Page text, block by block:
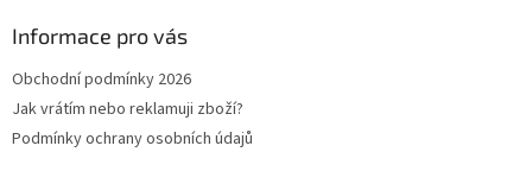
Informace pro vás
Obchodní podmínky 2026
Jak vrátím nebo reklamuji zboží?
Podmínky ochrany osobních údajů